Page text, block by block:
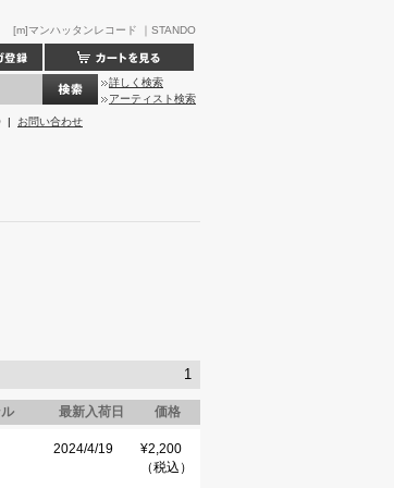
[m]マンハッタンレコード ｜STANDO
詳しく検索
アーティスト検索
| お問い合わせ
1
最新入荷日 価格
2024/4/19
¥2,200
（税込）